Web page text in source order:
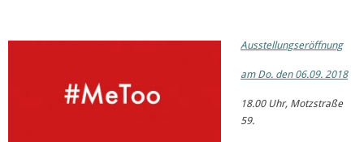
Ausstellungseröffnung
am Do. den 06.09. 2018
18.00 Uhr, Motzstraße
59.